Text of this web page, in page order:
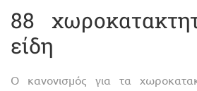
88
είδη
Ο κανονισμός για τα